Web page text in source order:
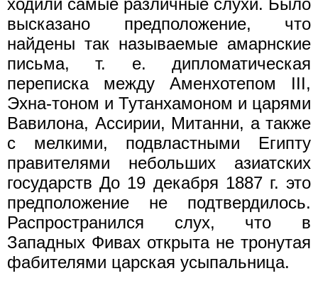
высказано предположение, что
найдены так называемые амарнские
письма, т. е. дипломатическая
переписка между Аменхотепом III,
Эхна-тоном и Тутанхамоном и царями
Вавилона, Ассирии, Митанни, а также
с мелкими, подвластными Египту
правителями небольших азиатских
государств До 19 декабря 1887 г. это
предположение не подтвердилось.
Распространился слух, что в
Западных Фивах открыта не тронутая
фабителями царская усыпальница.